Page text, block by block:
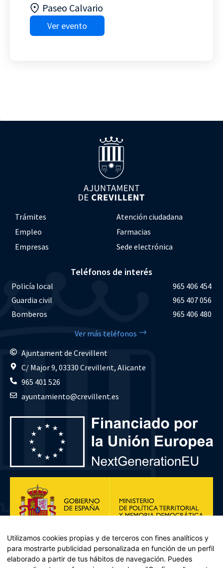
Paseo Calvario
Ver evento
Trámites
Atención ciudadana
Empleo
Farmacias
Empresas
Sede electrónica
Teléfonos de interés
Policía local
965 406 454
Guardia civil
965 407 056
Bomberos
965 406 480
Ver más teléfonos
Ajuntament de Crevillent
C/ Major 9, 03330 Crevillent, Alicante
965 401 526
ayuntamiento@crevillent.es
Utilizamos cookies propias y de terceros con fines analíticos y
para mostrarte publicidad personalizada en función de un perfil
elaborado a partir de tus hábitos de navegación. Puedes